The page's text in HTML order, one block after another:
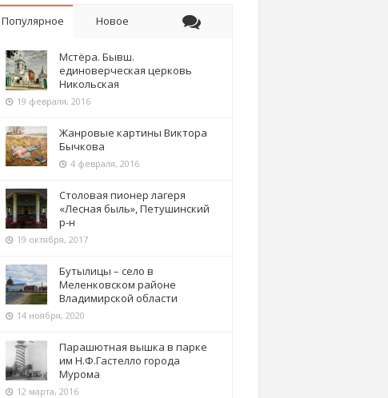
Популярное Новое
Мстёра. Бывш.
единоверческая церковь
Никольская
19 февраля, 2016
Жанровые картины Виктора
Бычкова
4 февраля, 2016
Столовая пионер лагеря
«Лесная быль», Петушинский
р-н
19 октября, 2017
Бутылицы – село в
Меленковском районе
Владимирской области
14 ноября, 2020
Парашютная вышка в парке
им Н.Ф.Гастелло города
Мурома
12 марта, 2016